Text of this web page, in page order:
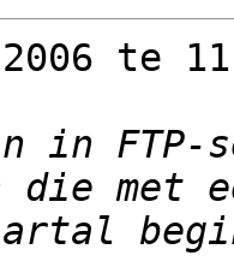
te
in FTP-